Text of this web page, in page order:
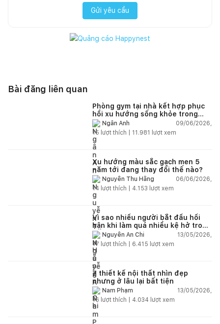
Gửi yêu cầu
Bài đăng liên quan
Phòng gym tại nhà kết hợp phục
hồi xu hướng sống khỏe trong
nhà hiện đại
Ngân Anh
09/06/2026,
15 lượt thích | 11.981 lượt xem
Xu hướng màu sắc gạch men 5
năm tới đang thay đổi thế nào?
Nguyễn Thu Hằng
06/06/2026,
14 lượt thích | 4.153 lượt xem
Vì sao nhiều người bắt đầu hối
hận khi làm quá nhiều kệ hở trong
bếp?Nguyễn An Chi
13/05/2026,
17 lượt thích | 6.415 lượt xem
7 thiết kế nội thất nhìn đẹp
nhưng ở lâu lại bất tiện
Nam Phạm
13/05/2026,
16 lượt thích | 4.034 lượt xem